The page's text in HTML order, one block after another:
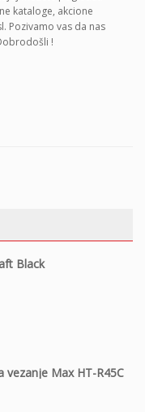
Black
vezanje Max HT-R45C
kataloge, akcione
Pozivamo vas da nas
!